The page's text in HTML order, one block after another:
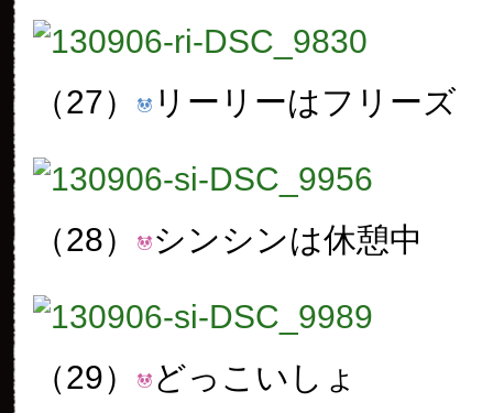
（27） リーリーはフリーズ
（28） シンシンは休憩中
（29） どっこいしょ